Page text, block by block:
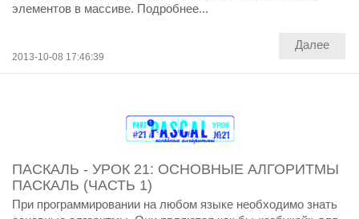
элементов в массиве. Подробнее...
2013-10-08 17:46:39
Далее
ПАСКАЛЬ - УРОК 21: ОСНОВНЫЕ АЛГОРИТМЫ
ПАСКАЛЬ (ЧАСТЬ 1)
При программировании на любом языке необходимо знать